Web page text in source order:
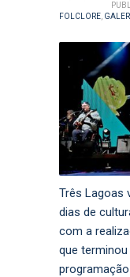
FOLCLORE,
Três Lagoas
dias de
com a
que